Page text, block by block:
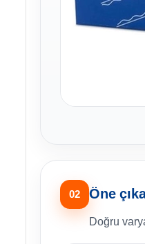
02 Öne
Doğru